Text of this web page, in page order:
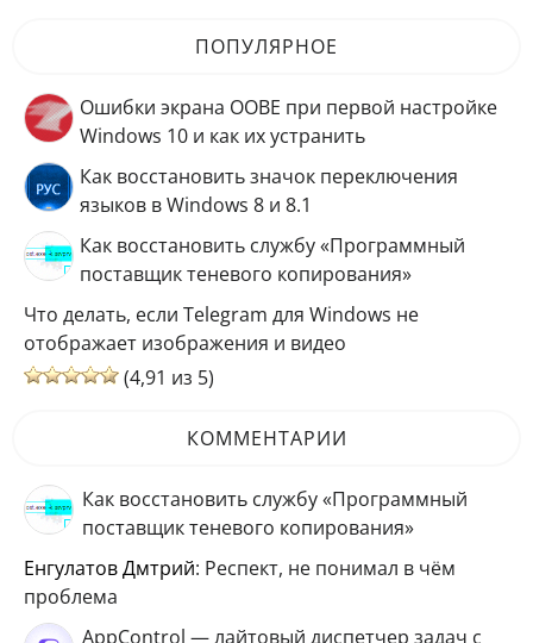
ПОПУЛЯРНОЕ
Ошибки экрана OOBE при первой настройке
Windows 10 и как их устранить
Как восстановить значок переключения
языков в Windows 8 и 8.1
Как восстановить службу «Программный
поставщик теневого копирования»
Что делать, если Telegram для Windows не
отображает изображения и видео
(4,91 из 5)
КОММЕНТАРИИ
Как восстановить службу «Программный
поставщик теневого копирования»
Енгулатов Дмтрий: Респект, не понимал в чём
проблема
AppControl — лайтовый диспетчер задач с